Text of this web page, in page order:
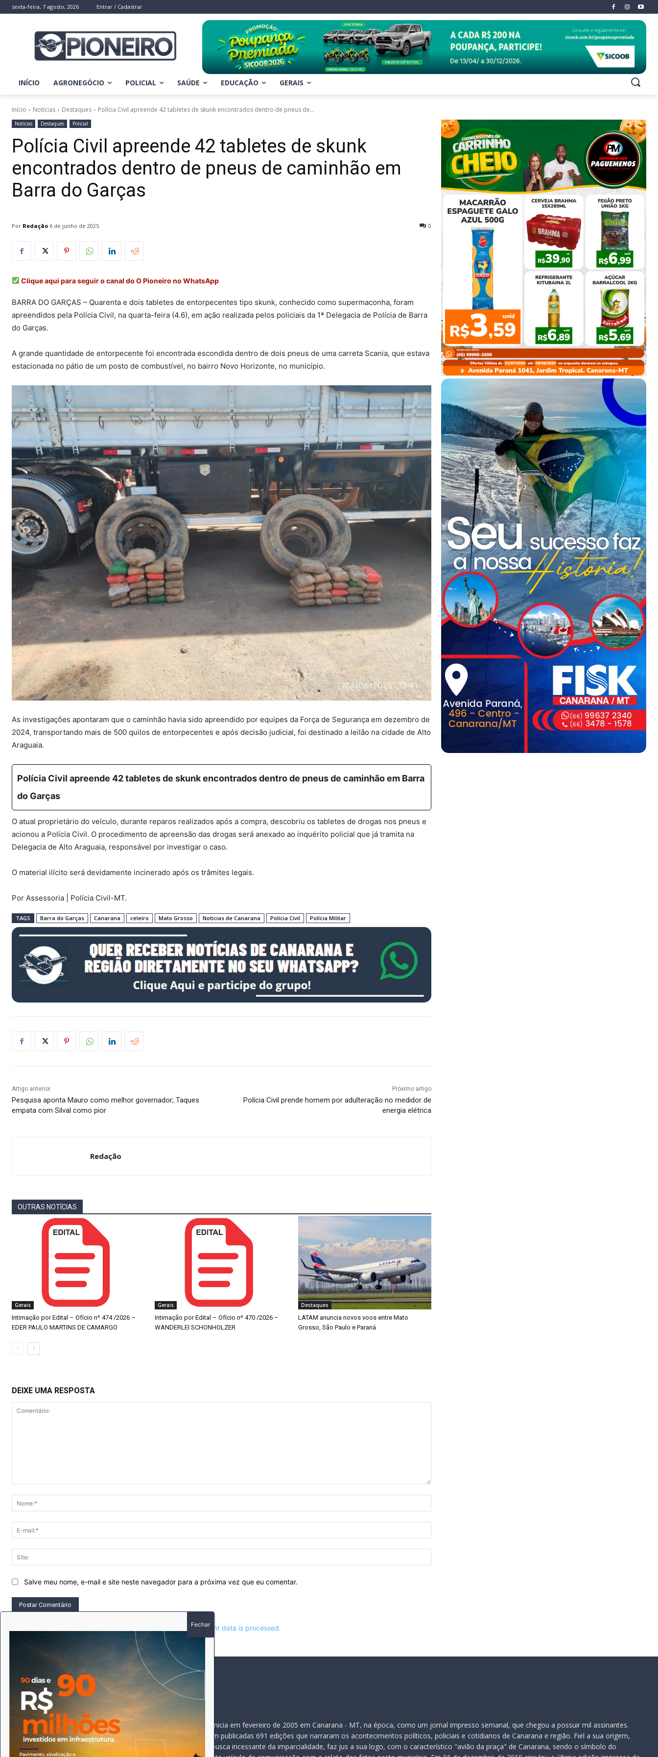
sexta-feira, 7 agosto, 2026 Entrar / Cadastrar
INÍCIO AGRONEGÓCIO POLICIAL SAÚDE EDUCAÇÃO GERAIS
Início Notícias Destaques Polícia Civil apreende 42 tabletes de skunk encontrados dentro de pneus de...
Notícias Destaques Policial
Polícia Civil apreende 42 tabletes de skunk
encontrados dentro de pneus de caminhão em
Barra do Garças
Por Redação 0
6 de junho de 2025
Clique aqui para seguir o canal do O Pioneiro no WhatsApp
BARRA DO GARÇAS – Quarenta e dois tabletes de entorpecentes tipo skunk, conhecido como supermaconha, foram
apreendidos pela Polícia Civil, na quarta-feira (4.6), em ação realizada pelos policiais da 1ª Delegacia de Polícia de Barra
do Garças.
A grande quantidade de entorpecente foi encontrada escondida dentro de dois pneus de uma carreta Scania, que estava
estacionada no pátio de um posto de combustível, no bairro Novo Horizonte, no município.
As investigações apontaram que o caminhão havia sido apreendido por equipes da Força de Segurança em dezembro de
2024, transportando mais de 500 quilos de entorpecentes e após decisão judicial, foi destinado a leilão na cidade de Alto
Araguaia.
Polícia Civil apreende 42 tabletes de skunk encontrados dentro de pneus de caminhão em Barra
do Garças
O atual proprietário do veículo, durante reparos realizados após a compra, descobriu os tabletes de drogas nos pneus e
acionou a Polícia Civil. O procedimento de apreensão das drogas será anexado ao inquérito policial que já tramita na
Delegacia de Alto Araguaia, responsável por investigar o caso.
O material ilícito será devidamente incinerado após os trâmites legais.
Por Assessoria | Polícia Civil-MT.
TAGS Barra do Garças Canarana celeiro Mato Grosso Noticias de Canarana Polícia Civil Polícia Militar
Artigo anterior
Pesquisa aponta Mauro como melhor governador; Taques
empata com Silval como pior
Próximo artigo
Polícia Civil prende homem por adulteração no medidor de
energia elétrica
Redação
OUTRAS NOTÍCIAS
Gerais
Intimação por Edital – Ofício nº 474 /2026 –
EDER PAULO MARTINS DE CAMARGO
Gerais
Intimação por Edital – Ofício nº 470 /2026 –
WANDERLEI SCHONHOLZER
Destaques
LATAM anuncia novos voos entre Mato
Grosso, São Paulo e Paraná
DEIXE UMA RESPOSTA
mail:*
Salve meu nome, e-mail e site neste navegador para a próxima vez que eu comentar.
Learn how your comment data is processed.
SIGA-NOS
SOBRE
A história do Pioneiro inicia em fevereiro de 2005 em Canarana - MT, na época, como um jornal impresso semanal, que chegou a possuir mil assinantes.
Durante 15 anos, foram publicadas 691 edições que narraram os acontecimentos políticos, policiais e cotidianos de Canarana e região. Fiel a sua origem,
pautado sempre pela busca incessante da imparcialidade, faz jus a sua logo, com o característico "avião da praça" de Canarana, sendo o símbolo do